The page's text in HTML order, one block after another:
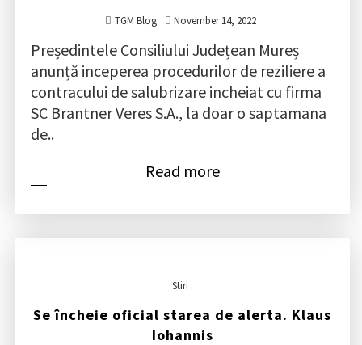
TGM Blog November 14, 2022
Președintele Consiliului Județean Mureș
anunță inceperea procedurilor de reziliere a
contracului de salubrizare incheiat cu firma
SC Brantner Veres S.A., la doar o saptamana
de..
Read more
Stiri
Se încheie oficial starea de alerta. Klaus
Iohannis